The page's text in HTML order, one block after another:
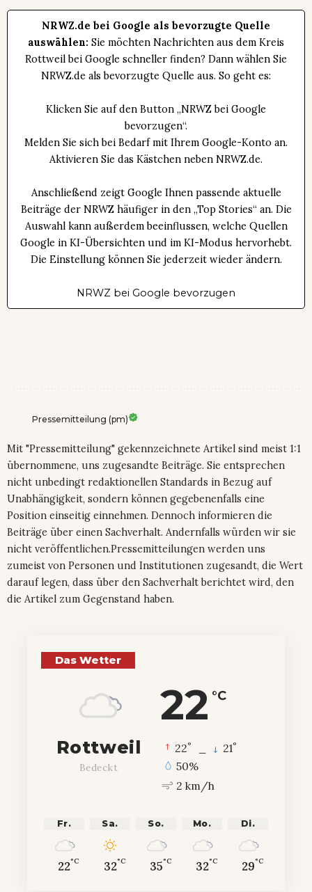
NRWZ.de bei Google als bevorzugte Quelle
auswählen: Sie möchten Nachrichten aus dem Kreis
Rottweil bei Google schneller finden? Dann wählen Sie
NRWZ.de als bevorzugte Quelle aus. So geht es:
Klicken Sie auf den Button „NRWZ bei Google
bevorzugen“.
Melden Sie sich bei Bedarf mit Ihrem Google-Konto an.
Aktivieren Sie das Kästchen neben NRWZ.de.
Anschließend zeigt Google Ihnen passende aktuelle
Beiträge der NRWZ häufiger in den „Top Stories“ an. Die
Auswahl kann außerdem beeinflussen, welche Quellen
Google in KI-Übersichten und im KI-Modus hervorhebt.
Die Einstellung können Sie jederzeit wieder ändern.
NRWZ bei Google bevorzugen
Pressemitteilung (pm)
Mit "Pressemitteilung" gekennzeichnete Artikel sind meist 1:1
übernommene, uns zugesandte Beiträge. Sie entsprechen
nicht unbedingt redaktionellen Standards in Bezug auf
Unabhängigkeit, sondern können gegebenenfalls eine
Position einseitig einnehmen. Dennoch informieren die
Beiträge über einen Sachverhalt. Andernfalls würden wir sie
nicht veröffentlichen.Pressemitteilungen werden uns
zumeist von Personen und Institutionen zugesandt, die Wert
darauf legen, dass über den Sachverhalt berichtet wird, den
die Artikel zum Gegenstand haben.
Das Wetter
22 °C
Rottweil
Bedeckt
22° 21°
50%
2 km/h
Fr.
22°C
Sa.
32°C
So.
35°C
Mo.
32°C
Di.
29°C